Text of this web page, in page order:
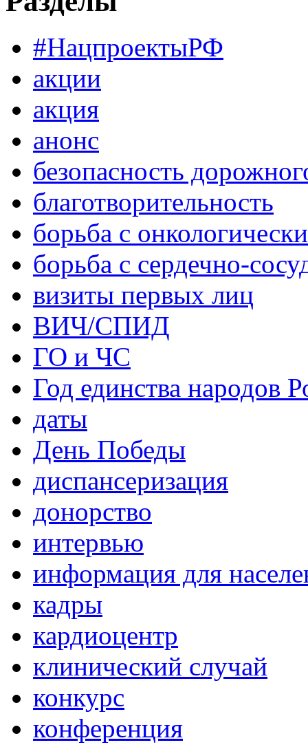
#НацпроектыРФ
акции
акция
анонс
безопасность
благотворительность
борьба с
борьба с сердечно-
визиты первых лиц
ВИЧ/СПИД
ГО и ЧС
Год единства народов
даты
День Победы
диспансеризация
донорство
интервью
информация для
кадры
кардиоцентр
клинический случай
конкурс
конференция